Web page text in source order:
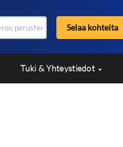
Selaa kohteita
Tuki & Yhteystiedot